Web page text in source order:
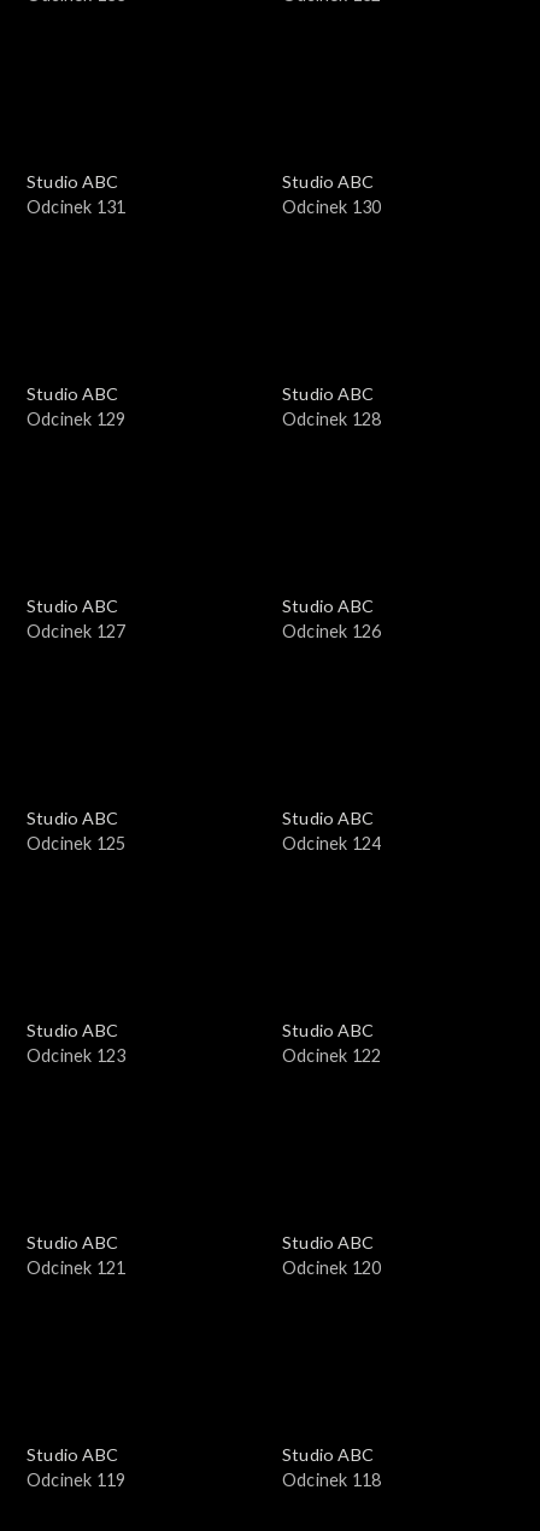
Studio ABC
Odcinek 131
Studio ABC
Odcinek 130
Studio ABC
Odcinek 129
Studio ABC
Odcinek 128
Studio ABC
Odcinek 127
Studio ABC
Odcinek 126
Studio ABC
Odcinek 125
Studio ABC
Odcinek 124
Studio ABC
Odcinek 123
Studio ABC
Odcinek 122
Studio ABC
Odcinek 121
Studio ABC
Odcinek 120
Studio ABC
Odcinek 119
Studio ABC
Odcinek 118